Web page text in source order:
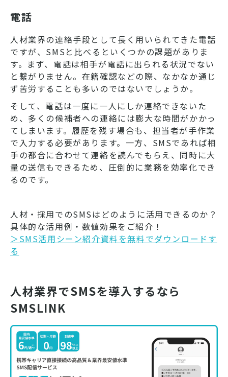
電話
人材業界の連絡手段として長く用いられてきた電話
ですが、SMSと比べるといくつかの課題がありま
す。まず、電話は相手が電話に出られる状況でない
と繋がりません。在籍確認などの際、なかなか通じ
ず苦労することも多いのではないでしょうか。
そして、電話は一度に一人にしか連絡できないた
め、多くの候補者への連絡には膨大な時間がかかっ
てしまいます。履歴を残す場合も、担当者が手作業
で入力する必要があります。一方、SMSであれば相
手の都合に合わせて連絡を読んでもらえ、同時に大
量の送信もできるため、圧倒的に業務を効率化でき
るのです。
人材・採用でのSMSはどのように活用できるのか？
具体的な活用例・数値効果をご紹介！
＞SMS活用シーン紹介資料を無料でダウンロードす
る
人材業界でSMSを導入するなら
SMSLINK